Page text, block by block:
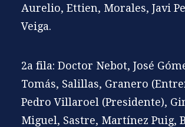
Aurelio, Ettien, Morales, Javi
Veiga.
2a fila: Doctor Nebot, José
Tomás, Salillas, Granero
Pedro Villaroel (Presidente),
Miguel, Sastre, Martínez Puig,